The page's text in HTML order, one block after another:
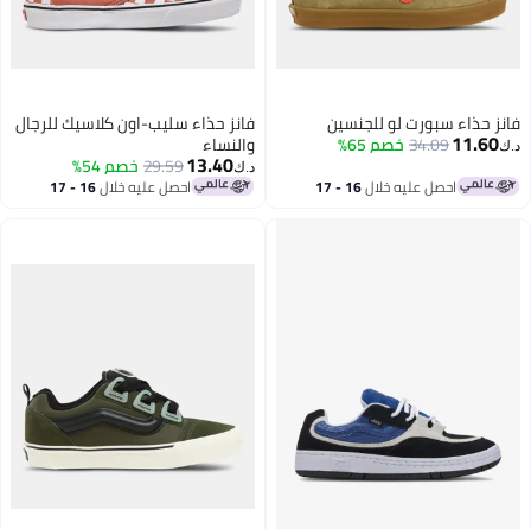
فانز حذاء سبورت لو للجنسين
د.ك‏11.60
34.09خصم 65%
احصل عليه خلال 16 - 17
فانز حذاء سليب-اون كلاسيك للرجال
والنساء
د.ك‏13.40
29.59خصم 54%
احصل عليه خلال 16 - 17